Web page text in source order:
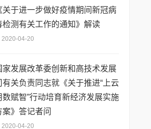
关于进一步做好疫情期间新冠病
检测有关工作的通知》解读
2020-04-20
家发展改革委创新和高技术发展
有关负责同志就《关于推进“上云
数赋智”行动培育新经济发展实施
案》答记者问
2020-04-20